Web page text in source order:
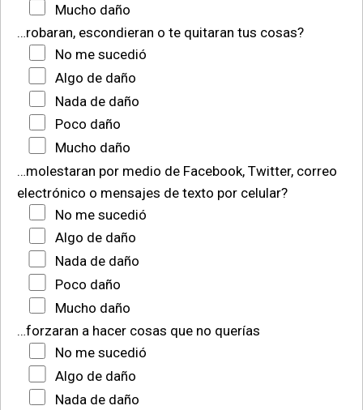
Mucho daño
…robaran, escondieran o te quitaran tus cosas?
No me sucedió
Algo de daño
Nada de daño
Poco daño
Mucho daño
…molestaran por medio de Facebook, Twitter, correo
electrónico o mensajes de texto por celular?
No me sucedió
Algo de daño
Nada de daño
Poco daño
Mucho daño
…forzaran a hacer cosas que no querías
No me sucedió
Algo de daño
Nada de daño